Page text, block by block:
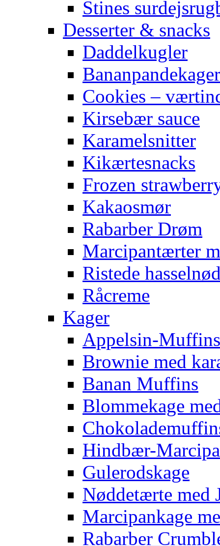
Stines
Desserter & snacks
Daddelkugler
Bananpandekager
Cookies –
Kirsebær sauce
Karamelsnitter
Kikærtesnacks
Frozen
Kakaosmør
Rabarber Drøm
Marcipantærter
Ristede
Råcreme
Kager
Appelsin-Muffins
Brownie med
Banan Muffins
Blommekage
Hindbær-
Gulerodskage
Nøddetærte med
Marcipankage
Rabarber